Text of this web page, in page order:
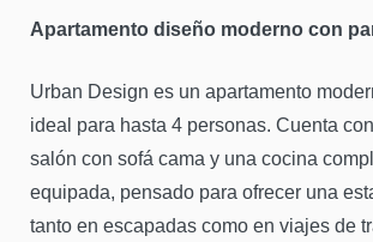
Apartamento diseño moderno con
Urban Design es un apartamento
ideal para hasta 4 personas. Cuenta
salón con sofá cama y una cocina
equipada, pensado para ofrecer una
tanto en escapadas como en viajes de